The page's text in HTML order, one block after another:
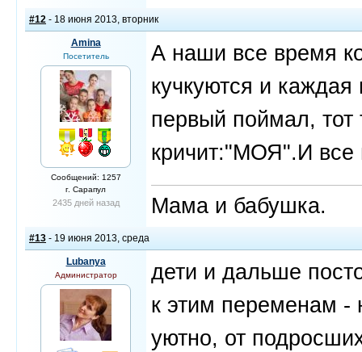
#12 - 18 июня 2013, вторник
Amina
Посетитель
Сообщений: 1257
г. Сарапул
2435 дней назад
А наши все время
кучкуются и
первый поймал,
кричит:"МОЯ".И все
Мама и бабушка.
#13 - 19 июня 2013, среда
Lubanya
Администратор
дети и дальше
к этим переменам -
уютно, от